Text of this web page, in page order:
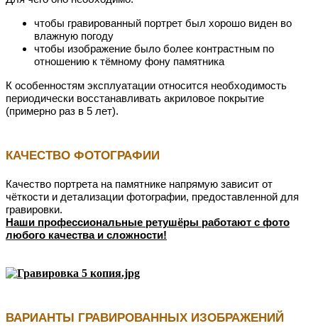
чтобы гравированный портрет был хорошо виден во
влажную погоду
чтобы изображение было более контрастным по
отношению к тёмному фону памятника
К особенностям эксплуатации относится необходимость
периодически восстанавливать акриловое покрытие
(примерно раз в 5 лет).
КАЧЕСТВО ФОТОГРАФИИ
Качество портрета на памятнике напрямую зависит от
чёткости и детализации фотографии, предоставленной для
гравировки.
Наши профессиональные ретушёры работают с фото
любого качества и сложности!
ВАРИАНТЫ ГРАВИРОВАННЫХ ИЗОБРАЖЕНИЙ